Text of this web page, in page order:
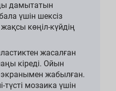
дамытатын
үшін шексіз
көңіл-күйдің
жасалған
кіреді. Ойын
жабылған.
мозаика үшін